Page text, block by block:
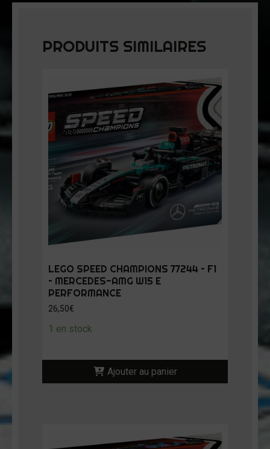
PRODUITS SIMILAIRES
LEGO SPEED CHAMPIONS 77244 – F1
– MERCEDES-AMG W15 E
PERFORMANCE
26,50€
1 en stock
Ajouter au panier